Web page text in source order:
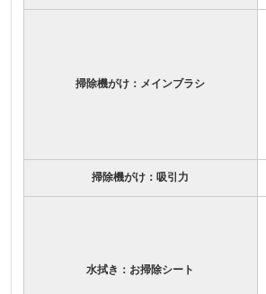
掃除機がけ：メインブラシ
掃除機がけ：吸引力
水拭き：お掃除シート